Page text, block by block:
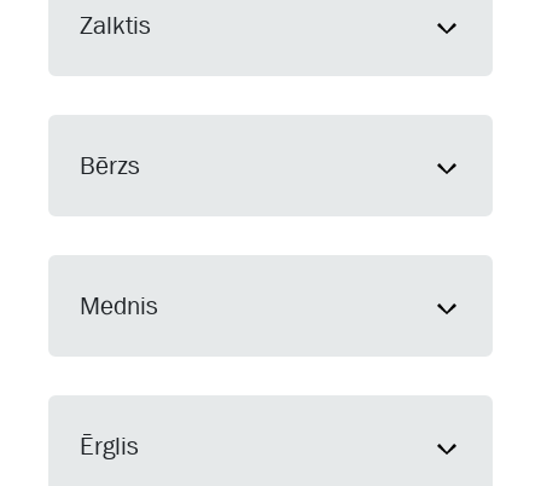
Zalktis
Bērzs
Mednis
Ērglis